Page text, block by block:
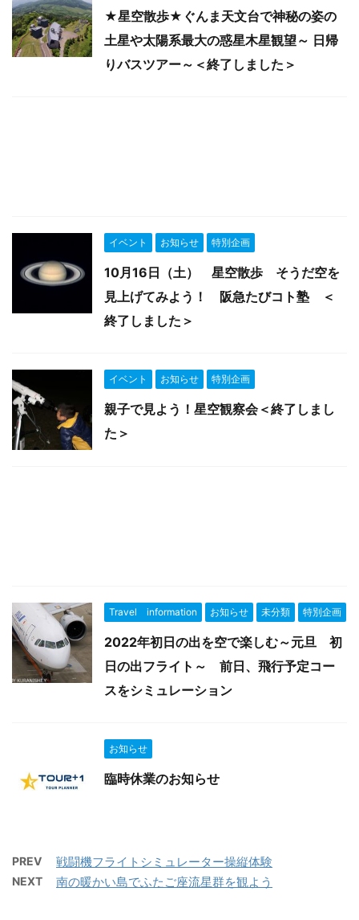
★星空散歩★ぐんま天文台で神秘の姿の
土星や太陽系最大の惑星木星観望～ 日帰
りバスツアー～＜終了しました＞
イベント お知らせ 特別企画
10月16日（土） 星空散歩 そうだ空を
見上げてみよう！ 阪急たびコト塾 ＜
終了しました＞
イベント お知らせ 特別企画
親子で見よう！星空観察会＜終了しまし
た＞
Travel information お知らせ 未分類 特別企画
2022年初日の出を空で楽しむ～元旦 初
日の出フライト～ 前日、飛行予定コー
スをシミュレーション
お知らせ
臨時休業のお知らせ
PREV 戦闘機フライトシミュレーター操縦体験
NEXT 南の暖かい島でふたご座流星群を観よう